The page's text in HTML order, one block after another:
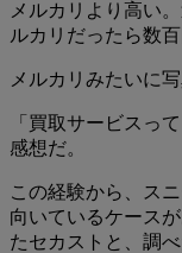
メルカリより高い
ルカリだったら数
メルカリみたいに
「買取サービスっ
感想だ。
この経験から、ス
向いているケース
たセカストと、調